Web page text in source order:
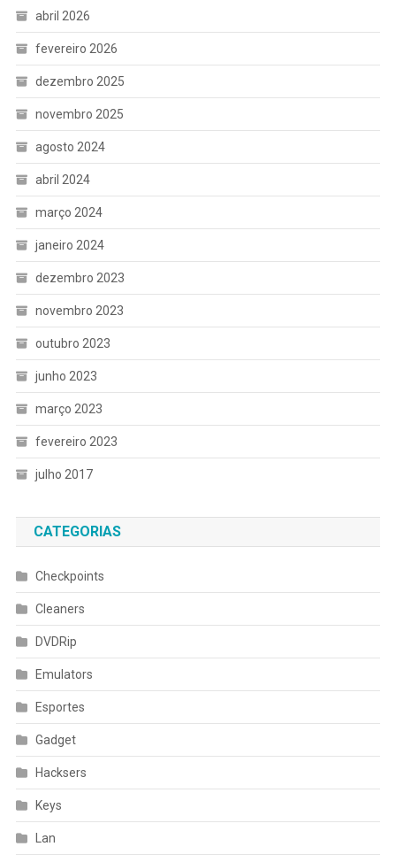
abril 2026
fevereiro 2026
dezembro 2025
novembro 2025
agosto 2024
abril 2024
março 2024
janeiro 2024
dezembro 2023
novembro 2023
outubro 2023
junho 2023
março 2023
fevereiro 2023
julho 2017
CATEGORIAS
Checkpoints
Cleaners
DVDRip
Emulators
Esportes
Gadget
Hacksers
Keys
Lan